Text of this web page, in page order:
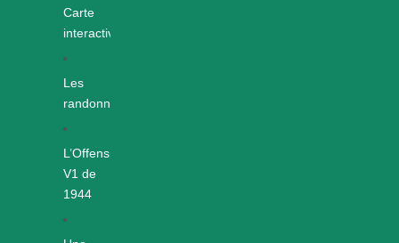
Carte
interactive
Les
randonnées
L’Offensive
V1 de
1944